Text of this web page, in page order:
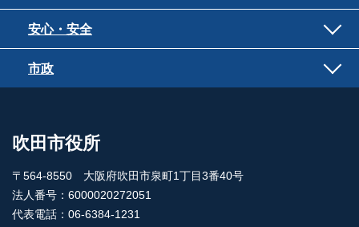
安心・安全
市政
吹田市役所
〒564-8550 大阪府吹田市泉町1丁目3番40号
法人番号：6000020272051
代表電話：06-6384-1231